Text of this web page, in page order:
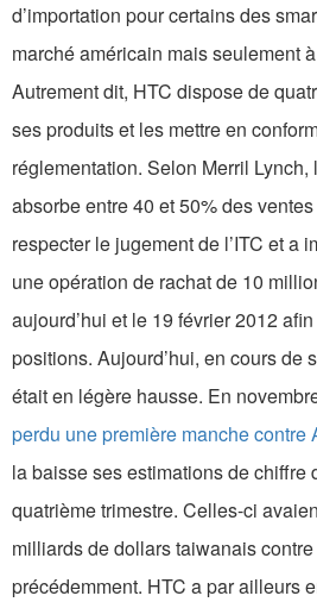
d’importation pour certains des
marché américain mais seulement
Autrement dit, HTC dispose de
ses produits et les mettre en
réglementation. Selon Merril
absorbe entre 40 et 50% des
respecter le jugement de l’ITC et a
une opération de rachat de 10
aujourd’hui et le 19 février 2012
positions. Aujourd’hui, en cours de
était en légère hausse. En
perdu une première manche contre
la baisse ses estimations de chiffre
quatrième trimestre. Celles-ci
milliards de dollars taiwanais
précédemment. HTC a par ailleurs